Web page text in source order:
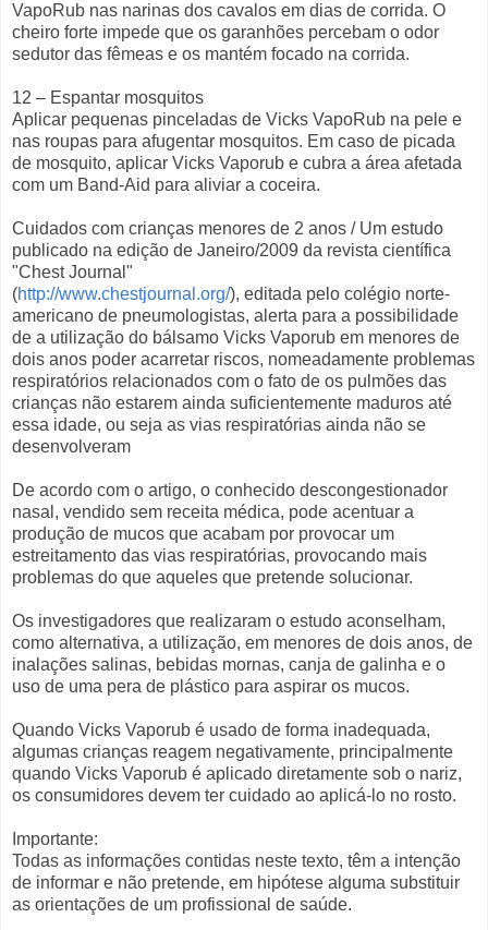
VapoRub nas narinas dos cavalos em dias de corrida. O
cheiro forte impede que os garanhões percebam o odor
sedutor das fêmeas e os mantém focado na corrida.
12 – Espantar mosquitos
Aplicar pequenas pinceladas de Vicks VapoRub na pele e
nas roupas para afugentar mosquitos. Em caso de picada
de mosquito, aplicar Vicks Vaporub e cubra a área afetada
com um Band-Aid para aliviar a coceira.
Cuidados com crianças menores de 2 anos / Um estudo
publicado na edição de Janeiro/2009 da revista científica
"Chest Journal"
(http://www.chestjournal.org/), editada pelo colégio norte-
americano de pneumologistas, alerta para a possibilidade
de a utilização do bálsamo Vicks Vaporub em menores de
dois anos poder acarretar riscos, nomeadamente problemas
respiratórios relacionados com o fato de os pulmões das
crianças não estarem ainda suficientemente maduros até
essa idade, ou seja as vias respiratórias ainda não se
desenvolveram
De acordo com o artigo, o conhecido descongestionador
nasal, vendido sem receita médica, pode acentuar a
produção de mucos que acabam por provocar um
estreitamento das vias respiratórias, provocando mais
problemas do que aqueles que pretende solucionar.
Os investigadores que realizaram o estudo aconselham,
como alternativa, a utilização, em menores de dois anos, de
inalações salinas, bebidas mornas, canja de galinha e o
uso de uma pera de plástico para aspirar os mucos.
Quando Vicks Vaporub é usado de forma inadequada,
algumas crianças reagem negativamente, principalmente
quando Vicks Vaporub é aplicado diretamente sob o nariz,
os consumidores devem ter cuidado ao aplicá-lo no rosto.
Importante:
Todas as informações contidas neste texto, têm a intenção
de informar e não pretende, em hipótese alguma substituir
as orientações de um profissional de saúde.